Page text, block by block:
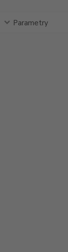
Parametry